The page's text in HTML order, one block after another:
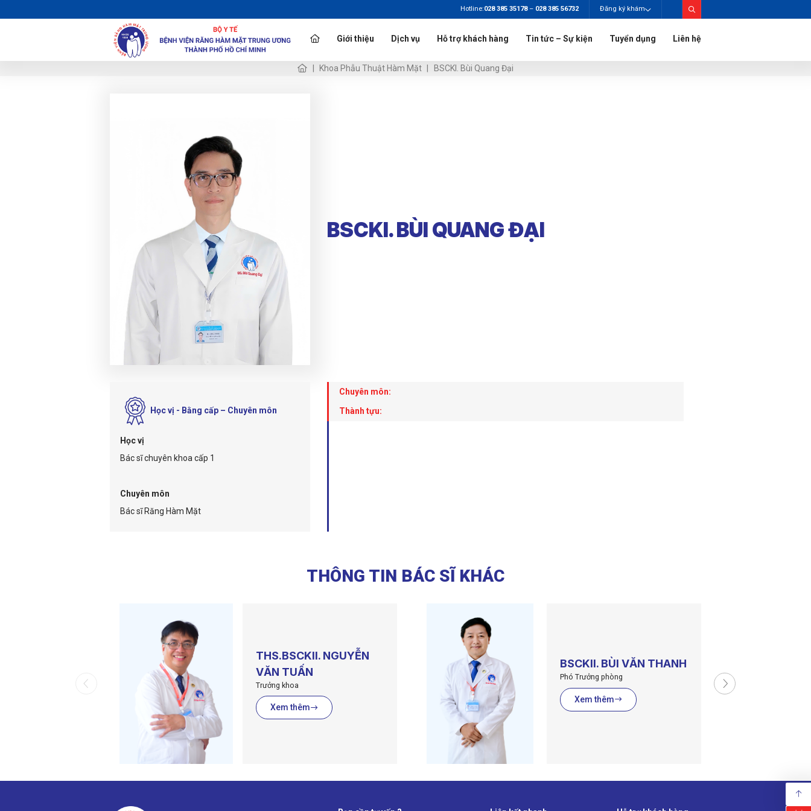
Hotline:028 385 35178– 028 385 56732 Đăng ký khám
Giới thiệu Dịch vụ Hỗ trợ khách hàng Tin tức – Sự kiện Tuyển dụng Liên hệ
Khoa Phẫu Thuật Hàm Mặt BSCKI. Bùi Quang Đại
BSCKI. BÙI QUANG ĐẠI
Học vị - Bằng cấp – Chuyên môn
Học vị
Bác sĩ chuyên khoa cấp 1
Chuyên môn
Bác sĩ Răng Hàm Mặt
Chuyên môn:
Thành tựu:
THÔNG TIN BÁC SĨ KHÁC
THS.BSCKII. NGUYỄN
VĂN TUẤN
Trưởng khoa
Xem thêm
BSCKII. BÙI VĂN THANH
Phó Trưởng phòng
Xem thêm